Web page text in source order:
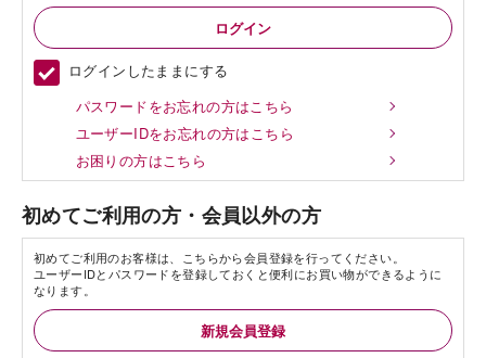
ログインしたままにする
パスワードをお忘れの方はこちら
ユーザーIDをお忘れの方はこちら
お困りの方はこちら
初めてご利用の方・会員以外の方
初めてご利用のお客様は、こちらから会員登録を行ってください。
ユーザーIDとパスワードを登録しておくと便利にお買い物ができるように
なります。